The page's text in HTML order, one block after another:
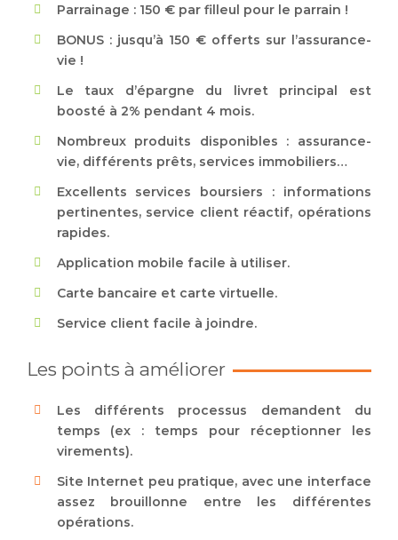
Parrainage : 150 € par filleul pour le parrain !
BONUS : jusqu’à 150 € offerts sur l’assurance-
vie !
Le taux d’épargne du livret principal est
boosté à 2% pendant 4 mois.
Nombreux produits disponibles : assurance-
vie, différents prêts, services immobiliers…
Excellents services boursiers : informations
pertinentes, service client réactif, opérations
rapides.
Application mobile facile à utiliser.
Carte bancaire et carte virtuelle.
Service client facile à joindre.
Les points à améliorer
Les différents processus demandent du
temps (ex : temps pour réceptionner les
virements).
Site Internet peu pratique, avec une interface
assez brouillonne entre les différentes
opérations.